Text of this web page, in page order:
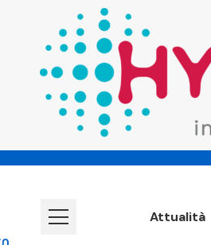
Attualità